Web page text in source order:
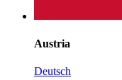
Austria
Deutsch